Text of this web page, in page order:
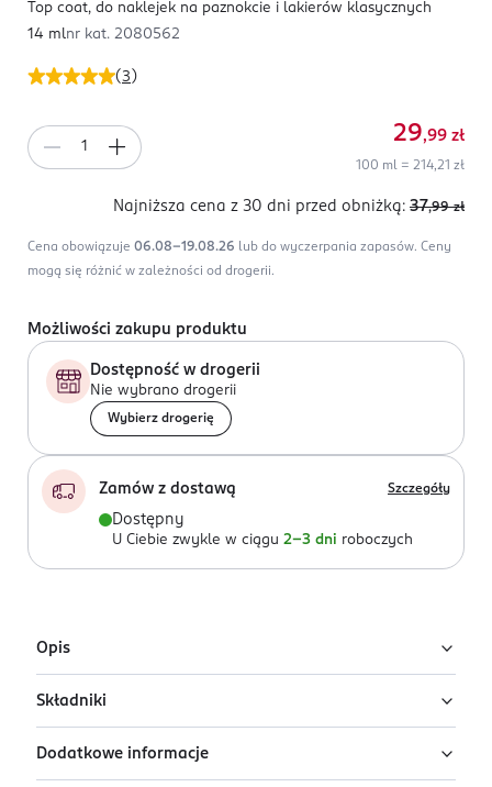
(3 )
Top coat, do naklejek na paznokcie i lakierów klasycznych
14 mlnr kat. 2080562
29,99 zł
100 ml = 214,21 zł
Najniższa cena z 30 dni przed obniżką: 37,99 zł
Cena obowiązuje 06.08-19.08.26 lub do wyczerpania zapasów. Ceny
mogą się różnić w zależności od drogerii.
Możliwości zakupu produktu
Dostępność w drogerii
Nie wybrano drogerii
Wybierz drogerię
Zamów z dostawą Szczegóły
Dostępny
U Ciebie zwykle w ciągu 2-3 dni roboczych
Opis
Top Coat Ardell utrwala manicure i pedicure wykonany
przy pomocy naklejek na paznokcie Ardell Nail Strip.
Zapewnia długotrwały połysk i ochronę.
Składniki
Ingredients: Butyl Acetate, Ethyl Acetate, Cellulose
Dodatkowe informacje